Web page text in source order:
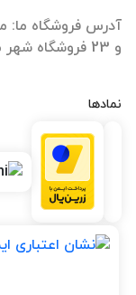
و 23 فروشگاه شهر میز و صندلی
نمادها